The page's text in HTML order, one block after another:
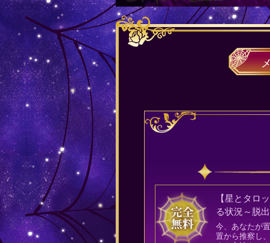
【星とタロ
る状況～脱
今、あなたが
置から推察し